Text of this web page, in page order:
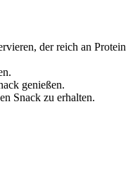
der reich an Protein
genießen.
Snack zu erhalten.